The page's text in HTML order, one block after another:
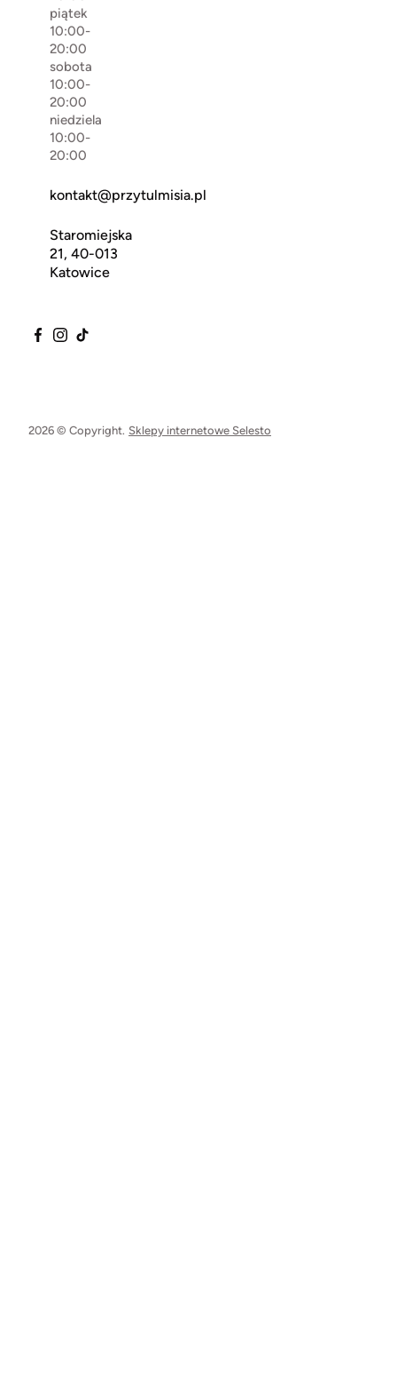
piątek
10:00-
20:00
sobota
10:00-
20:00
niedziela
10:00-
20:00
kontakt@przytulmisia.pl
Staromiejska
21, 40-013
Katowice
2026 © Copyright. Sklepy internetowe Selesto